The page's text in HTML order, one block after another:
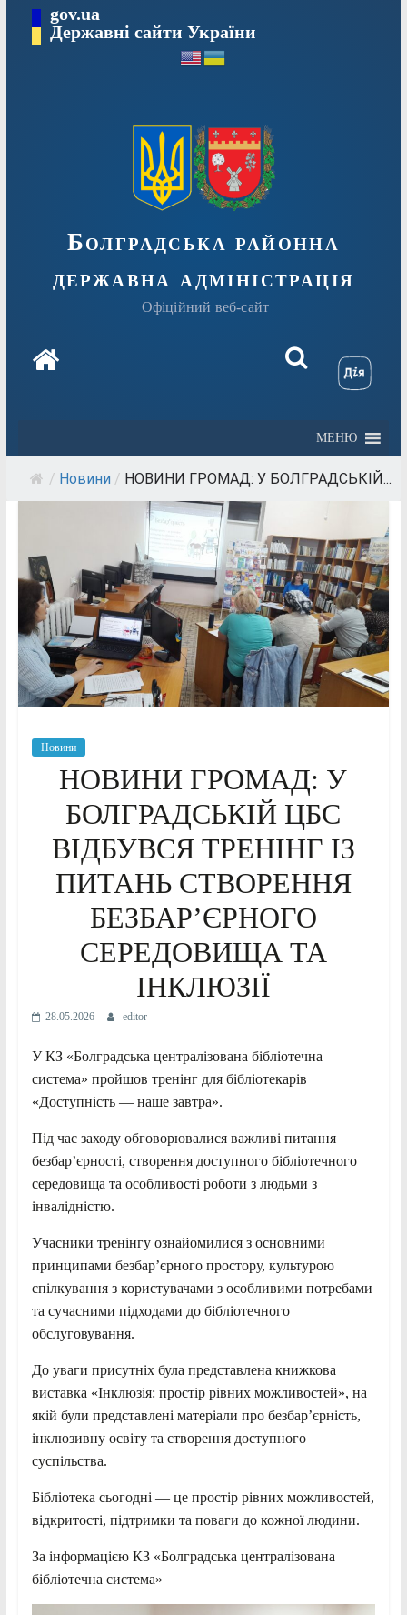
Перейтиgov.ua
Державні сайти України
Болградська районна
державна адміністрація
Офіційний веб-сайт
МЕНЮ
/ Новини / НОВИНИ ГРОМАД: У БОЛГРАДСЬКІЙ...
Новини
НОВИНИ ГРОМАД: У
БОЛГРАДСЬКІЙ ЦБС
ВІДБУВСЯ ТРЕНІНГ ІЗ
ПИТАНЬ СТВОРЕННЯ
БЕЗБАР’ЄРНОГО
СЕРЕДОВИЩА ТА
ІНКЛЮЗІЇ
28.05.2026 editor
У КЗ «Болградська централізована бібліотечна
система» пройшов тренінг для бібліотекарів
«Доступність — наше завтра».
Під час заходу обговорювалися важливі питання
безбар’єрності, створення доступного бібліотечного
середовища та особливості роботи з людьми з
інвалідністю.
Учасники тренінгу ознайомилися з основними
принципами безбар’єрного простору, культурою
спілкування з користувачами з особливими потребами
та сучасними підходами до бібліотечного
обслуговування.
До уваги присутніх була представлена книжкова
виставка «Інклюзія: простір рівних можливостей», на
якій були представлені матеріали про безбар’єрність,
інклюзивну освіту та створення доступного
суспільства.
Бібліотека сьогодні — це простір рівних можливостей,
відкритості, підтримки та поваги до кожної людини.
За інформацією КЗ «Болградська централізована
бібліотечна система»